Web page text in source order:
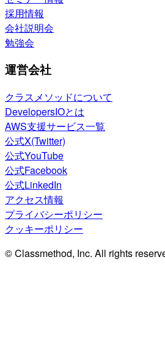
採用情報
会社説明会
勉強会
運営会社
クラスメソッドについて
DevelopersIOとは
AWS支援サービス一覧
公式X(Twitter)
公式YouTube
公式Facebook
公式LinkedIn
アクセス情報
プライバシーポリシー
クッキーポリシー
© Classmethod, Inc. All rights